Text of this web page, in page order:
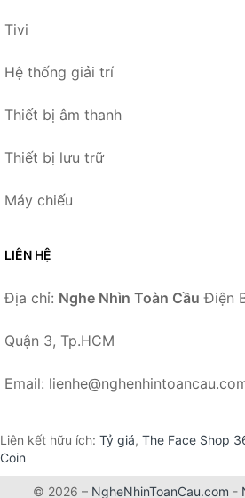
Tivi
Hệ thống giải trí
Thiết bị âm thanh
Thiết bị lưu trữ
Máy chiếu
LIÊN HỆ
Địa chỉ: Nghe Nhìn Toàn Cầu Điện
Quận 3, Tp.HCM
Email:
Liên kết hữu ích: Tỷ giá, The Face Shop
Coin
© 2026 – NgheNhinToanCau.com -